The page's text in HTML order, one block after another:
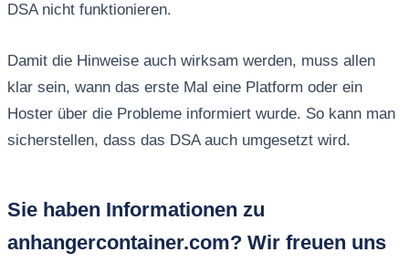
DSA nicht funktionieren.
Damit die Hinweise auch wirksam werden, muss allen
klar sein, wann das erste Mal eine Platform oder ein
Hoster über die Probleme informiert wurde. So kann man
sicherstellen, dass das DSA auch umgesetzt wird.
Sie haben Informationen zu
anhangercontainer.com? Wir freuen uns